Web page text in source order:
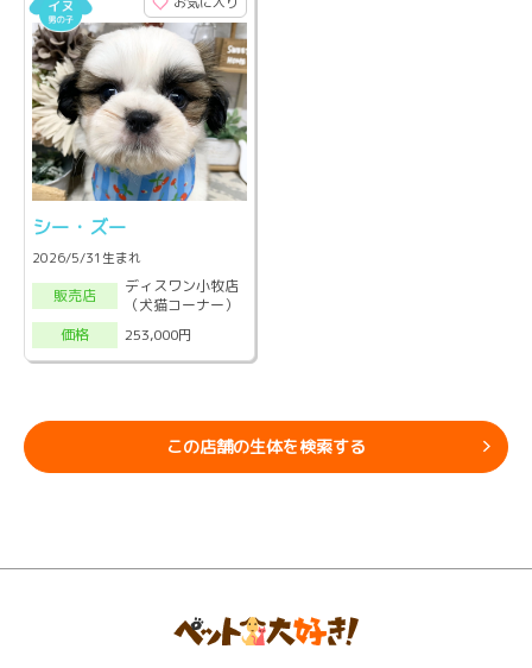
シー・ズー
2026/5/31生まれ
販売店
ディスワン小牧店
（犬猫コーナー）
価格
253,000円
この店舗の生体を検索する